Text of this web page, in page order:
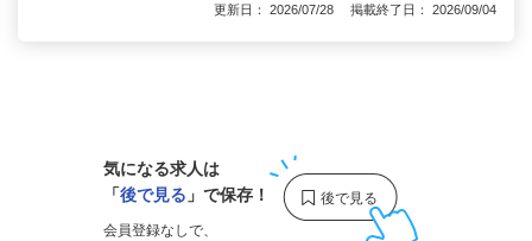
更新日： 2026/07/28 掲載終了日： 2026/09/04
気になる求人は
「後で見る 」で保存！
会員登録なしで、